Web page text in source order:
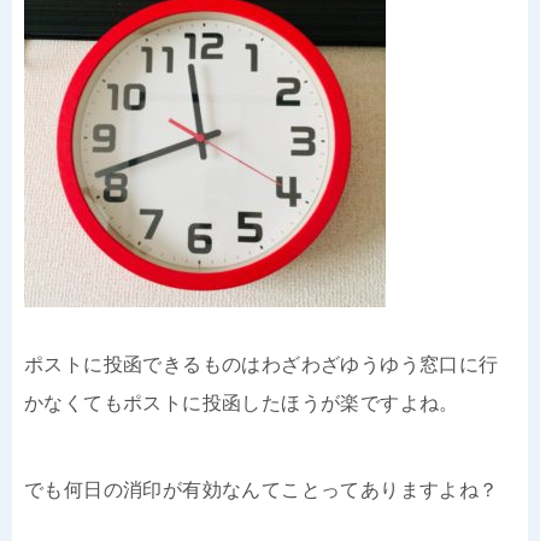
ポストに投函できるものはわざわざゆうゆう窓口に行
かなくてもポストに投函したほうが楽ですよね。
でも何日の消印が有効なんてことってありますよね？